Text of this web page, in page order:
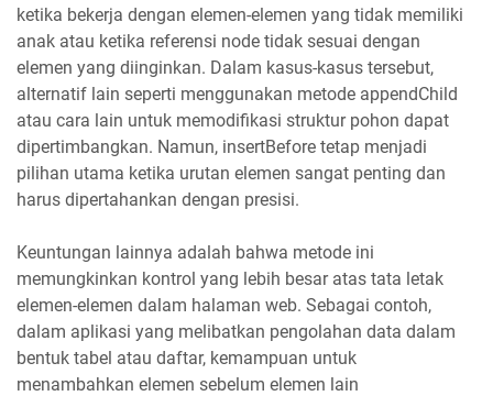
ketika bekerja dengan elemen-elemen yang tidak memiliki
anak atau ketika referensi node tidak sesuai dengan
elemen yang diinginkan. Dalam kasus-kasus tersebut,
alternatif lain seperti menggunakan metode appendChild
atau cara lain untuk memodifikasi struktur pohon dapat
dipertimbangkan. Namun, insertBefore tetap menjadi
pilihan utama ketika urutan elemen sangat penting dan
harus dipertahankan dengan presisi.
Keuntungan lainnya adalah bahwa metode ini
memungkinkan kontrol yang lebih besar atas tata letak
elemen-elemen dalam halaman web. Sebagai contoh,
dalam aplikasi yang melibatkan pengolahan data dalam
bentuk tabel atau daftar, kemampuan untuk
menambahkan elemen sebelum elemen lain